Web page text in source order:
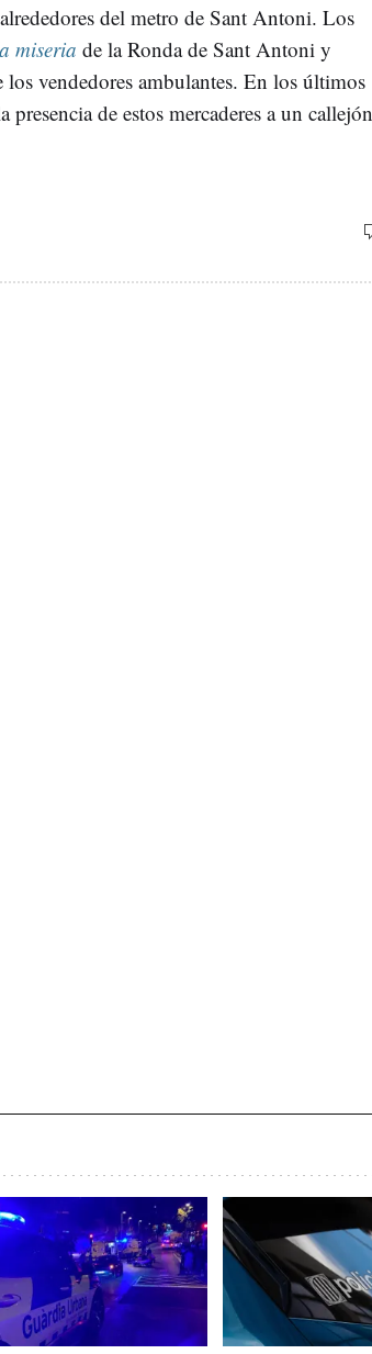
del metro de Sant Antoni. Los
miseria de la Ronda de Sant Antoni y
vendedores ambulantes. En los últimos
de estos mercaderes a un callejón